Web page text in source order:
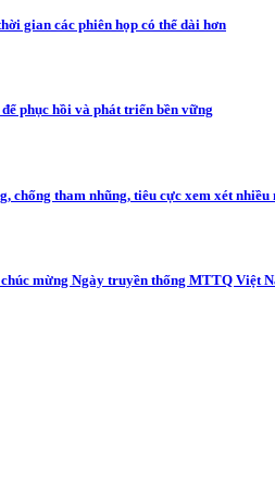
gian các phiên họp có thể dài hơn
phục hồi và phát triển bền vững
chống tham nhũng, tiêu cực xem xét
mừng Ngày truyền thống MTTQ Việt